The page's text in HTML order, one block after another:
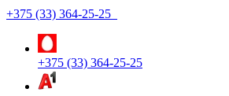
+375 (33) 364-25-25
+375 (33) 364-25-25